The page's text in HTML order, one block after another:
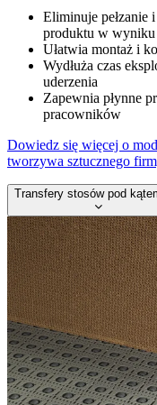
Eliminuje pełzanie
produktu w wyniku
Ułatwia montaż i
Wydłuża czas
uderzenia
Zapewnia płynne
pracowników
Dowiedz się więcej o
tworzywa sztucznego
Transfery stosów pod